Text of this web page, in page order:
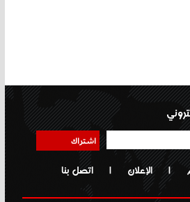
اشتراك
| الإعلان | اتصل بنا